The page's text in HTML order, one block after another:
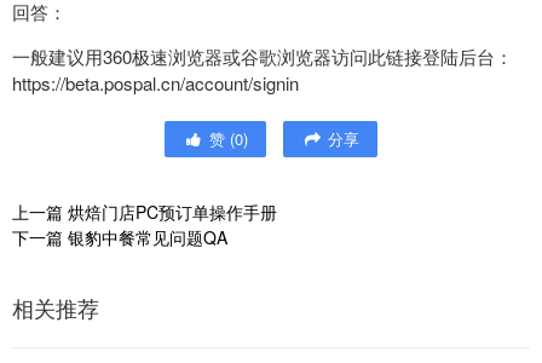
回答：
一般建议用360极速浏览器或谷歌浏览器访问此链接登陆后台：
https://beta.pospal.cn/account/signin
赞 (0) 分享
上一篇 烘焙门店PC预订单操作手册
下一篇 银豹中餐常见问题QA
相关推荐